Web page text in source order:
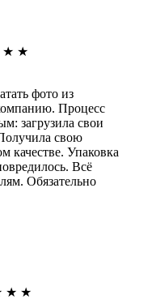
★ ★
фото из
Процесс
загрузила свои
свою
качестве. Упаковка
Всё
Обязательно
★ ★